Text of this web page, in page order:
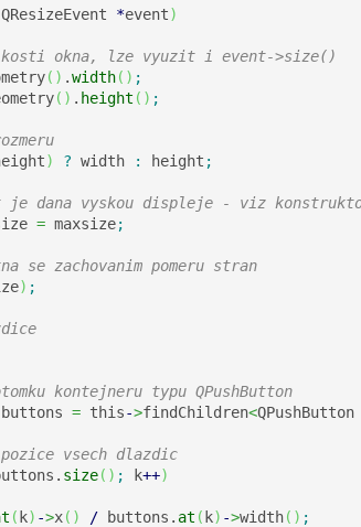
QResizeEvent *event)
okna, lze vyuzit i event->size()
( ) .width( ) ;
( ) . height ( ) ;
) ? width : height ;
je dana vyskou displeje - viz
= maxsize;
se zachovanim pomeru stran
) ;
kontejneru typu QPushButton
buttons = this->findChildren<QPushButton
vsech dlazdic
size( ) ; k++)
( k) ->x( ) / buttons. at ( k) ->width( ) ;